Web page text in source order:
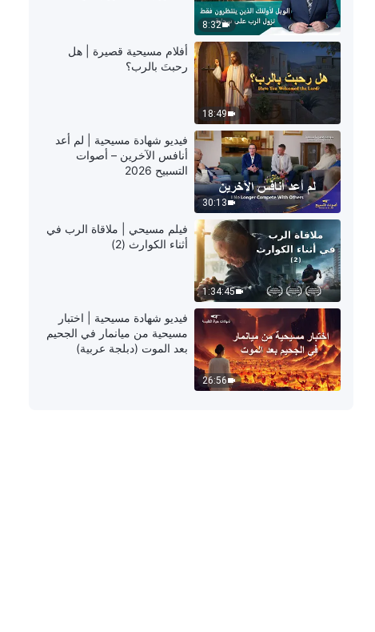
28:21
27:07
كلمة الله – كلمات حول القيام بواجب
(اقتباس 33)
24:57
كلمة الله – كلمات حول القيام بواجب
(اقتباس 34)
54:10
كلمة الله – كلمات حول القيام بواجب
(اقتباس 35)
42:11
كلمة الله – كلمات حول القيام بواجب
(اقتباس 36)
8:32
18:49
أفلام مسيحية قصيرة | هل
رحبتَ بالرب؟
30:13
فيديو شهادة مسيحية | لم أعد
أنافس الآخرين – أصوات
التسبيح 2026
1:34:45
فيلم مسيحي | ملاقاة الرب في
أثناء الكوارث (2)
26:56
فيديو شهادة مسيحية | اختبار
مسيحية من ميانمار في الجحيم
بعد الموت (دبلجة عربية)